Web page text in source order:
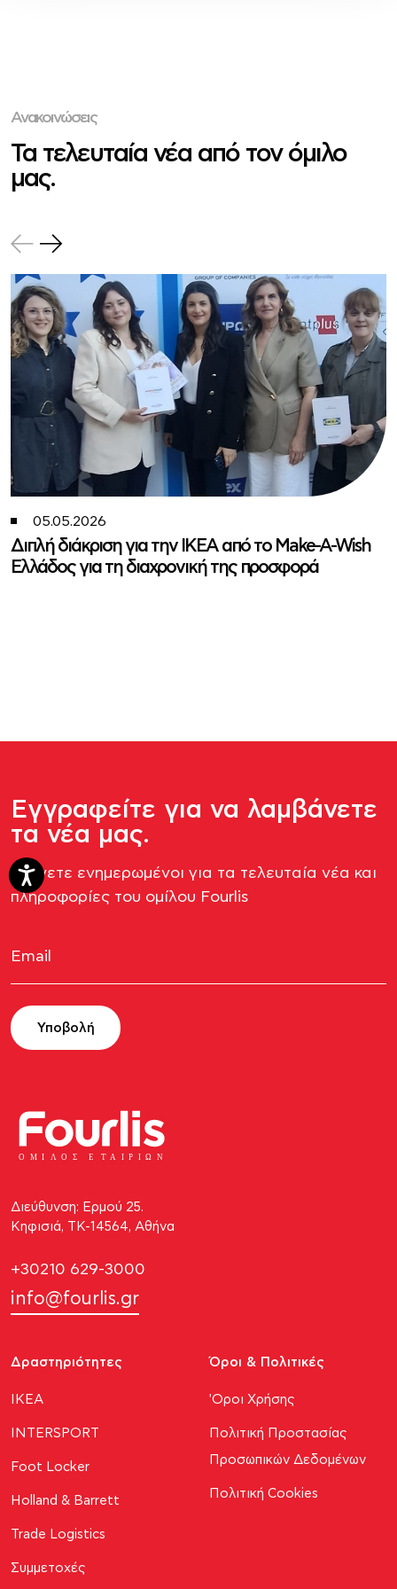
Ανακοινώσεις
Τα τελευταία νέα από τον όμιλο
μας.
το Make-A-Wish
προσφορά
Νέο, μεγαλύτερο κατάστημα
Αναβαθμισμένη εμπειρία
Εγγραφείτε για να λαμβάνετε
τα νέα μας.
Μείνετε ενημερωμένοι για τα τελευταία νέα και
πληροφορίες του ομίλου Fourlis​
Υποβολή
ΟΜΙ Λ Ο Σ Ε Τ ΑΙΡΙΩΝ
Διεύθυνση: Ερμού 25.
Κηφισιά, ΤΚ-14564, Αθήνα
+30210 629-3000
info@fourlis.gr
Δραστηριότητες
ΙΚΕΑ
INTERSPORT
Foot Locker
Holland & Barrett
Trade Logistics
Συμμετοχές
Όροι & Πολιτικές
'Οροι Χρήσης
Πολιτική Προστασίας
Προσωπικών Δεδομένων
Πολιτική Cookies